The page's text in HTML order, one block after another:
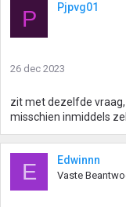
P Pjpvg01
26 dec 2023
zit met dezelfde
misschien inmiddels
E Edwinnn
Vaste